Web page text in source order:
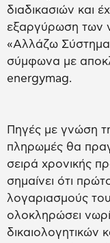
διαδικασιών και
εξαργύρωση των
«Αλλάζω
σύμφωνα με
energymag.
Πηγές με γνώση
πληρωμές θα
σειρά χρονικής
σημαίνει ότι
λογαριασμούς
ολοκληρώσει
δικαιολογητικών